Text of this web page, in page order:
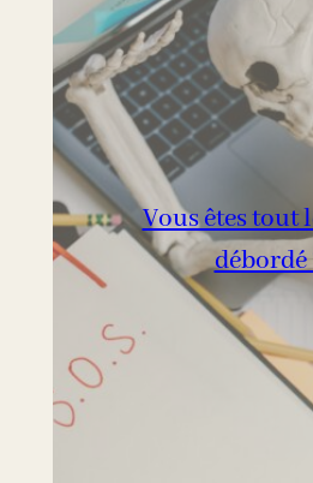
Vous êtes tout
débordé